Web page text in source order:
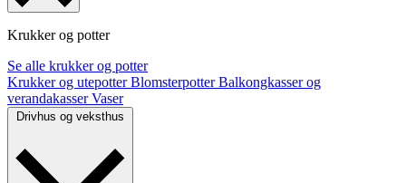
Krukker og potter
Se alle krukker og potter
Krukker og utepotterBlomsterpotterBalkongkasser og
verandakasserVaser